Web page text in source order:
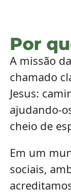
Por
A missão
chamado
Jesus:
ajudando-
cheio de
Em um
sociais,